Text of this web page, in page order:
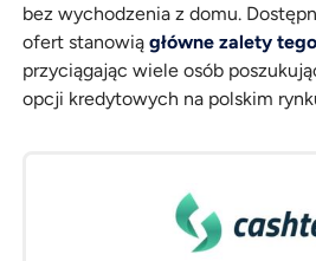
bez wychodzenia z domu.
ofert stanowiągłówne zalety
przyciągając wiele osób
opcji kredytowych na polskim